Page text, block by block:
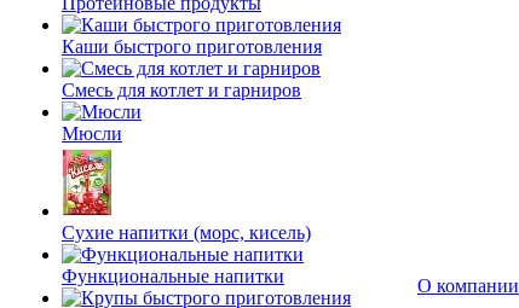
Каши быстрого приготовления
Смесь для котлет и гарниров
Мюсли
Сухие напитки (морс, кисель)
Функциональные напитки
О компании